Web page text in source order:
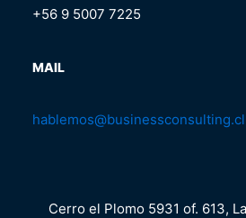
+56 9 5007 7225
MAIL
hablemos@businessconsulting.cl
Cerro el Plomo 5931 of. 613,